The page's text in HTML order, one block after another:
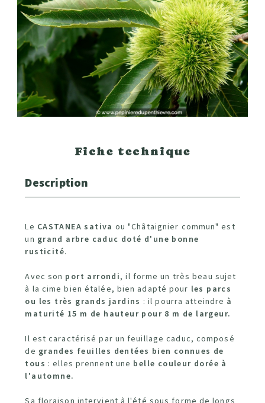
Fiche technique
Description
Le CASTANEA sativa ou "Châtaignier commun" est
un grand arbre caduc doté d'une bonne
rusticité.
Avec son port arrondi, il forme un très beau sujet
à la cime bien étalée, bien adapté pour les parcs
ou les très grands jardins : il pourra atteindre à
maturité 15 m de hauteur pour 8 m de largeur.
Il est caractérisé par un feuillage caduc, composé
de grandes feuilles dentées bien connues de
tous : elles prennent une belle couleur dorée à
l'automne.